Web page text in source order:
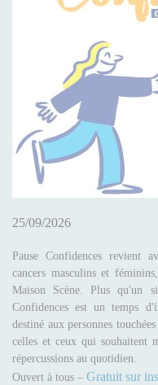
25/09/2026
Pause Confidences revient
cancers masculins et
Maison Scène. Plus qu'un
Confidences est un temps
destiné aux personnes
celles et ceux qui souhaitent
répercussions au quotidien.
Ouvert à tous – Gratuit sur